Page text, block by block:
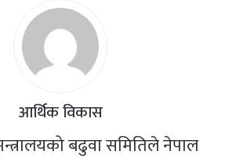
आर्थिक विकास
बढुवा समितिले नेपाल